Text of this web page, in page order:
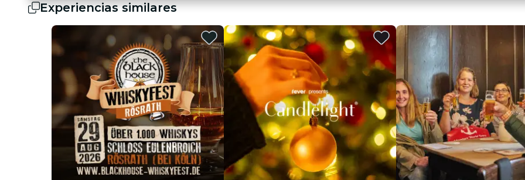
Experiencias similares